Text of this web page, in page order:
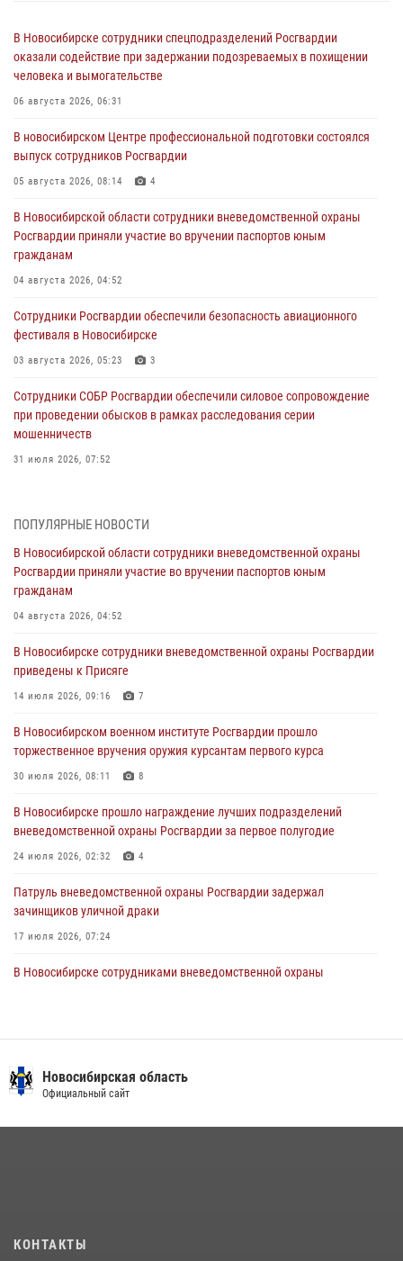
В Новосибирске сотрудники спецподразделений Росгвардии
оказали содействие при задержании подозреваемых в похищении
человека и вымогательстве
06 августа 2026, 06:31
В новосибирском Центре профессиональной подготовки состоялся
выпуск сотрудников Росгвардии
05 августа 2026, 08:14 4
В Новосибирской области сотрудники вневедомственной охраны
Росгвардии приняли участие во вручении паспортов юным
гражданам
04 августа 2026, 04:52
Сотрудники Росгвардии обеспечили безопасность авиационного
фестиваля в Новосибирске
03 августа 2026, 05:23 3
Сотрудники СОБР Росгвардии обеспечили силовое сопровождение
при проведении обысков в рамках расследования серии
мошенничеств
31 июля 2026, 07:52
При силовой поддержке бойцов ОМОН и СОБР Росгвардии
пресечена деятельность группы лиц, причастных к мошенничеству
в сфере страхования
В Новосибирске сотрудниками вневедомственной охраны
Росгвардии задержан гражданин, находящийся в розыске
В Новосибирске военнослужащие отряда спецназа «Ермак»
Росгвардии провели занятия по беспарашютному десантированию
В Новосибирске военнослужащие Росгвардии почтили память детей
– жертв войны в Донбассе
ПОПУЛЯРНЫЕ НОВОСТИ
В Новосибирской области сотрудники вневедомственной охраны
Росгвардии приняли участие во вручении паспортов юным
гражданам
04 августа 2026, 04:52
В Новосибирске сотрудники вневедомственной охраны Росгвардии
приведены к Присяге
14 июля 2026, 09:16 7
В Новосибирском военном институте Росгвардии прошло
торжественное вручения оружия курсантам первого курса
30 июля 2026, 08:11 8
В Новосибирске прошло награждение лучших подразделений
вневедомственной охраны Росгвардии за первое полугодие
24 июля 2026, 02:32 4
Патруль вневедомственной охраны Росгвардии задержал
зачинщиков уличной драки
17 июля 2026, 07:24
В Новосибирске сотрудниками вневедомственной охраны
гражданина, который приобрел наркотическое вещество через
«закладку»
Росгвардии задержан подозреваемый в грабеже
Новосибирская область
Официальный сайт
КОНТАКТЫ